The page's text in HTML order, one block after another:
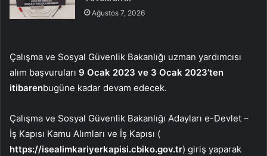
Ağustos 7, 2026
Çalışma ve Sosyal Güvenlik Bakanlığı uzman yardımcısı
alım başvuruları 9 Ocak 2023 ve 3 Ocak 2023’ten
itibarenbugüne kadar devam edecek.
Çalışma ve Sosyal Güvenlik Bakanlığı Adayları e-Devlet –
İş Kapısı Kamu Alımları ve İş Kapısı (
https://isealimkariyerkapisi.cbiko.gov.tr) giriş yaparak